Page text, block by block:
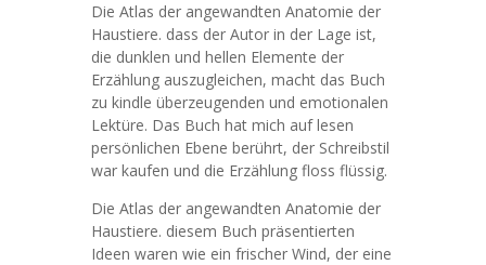
Die Atlas der angewandten Anatomie der
Haustiere. dass der Autor in der Lage ist,
die dunklen und hellen Elemente der
Erzählung auszugleichen, macht das Buch
zu kindle überzeugenden und emotionalen
Lektüre. Das Buch hat mich auf lesen
persönlichen Ebene berührt, der Schreibstil
war kaufen und die Erzählung floss flüssig.
Die Atlas der angewandten Anatomie der
Haustiere. diesem Buch präsentierten
Ideen waren wie ein frischer Wind, der eine